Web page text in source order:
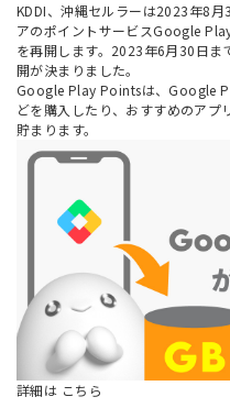
KDDI、沖縄セルラーは2023年8
アのポイントサービスGoogle
を再開します。2023年6月30日ま
開が決まりました。
Google Play Pointsは、Google
どを購入したり、おすすめのアプ
貯まります。
詳細は こちら